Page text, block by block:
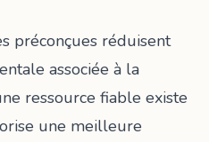
préconçues réduisent
associée à la
ressource fiable existe
une meilleure